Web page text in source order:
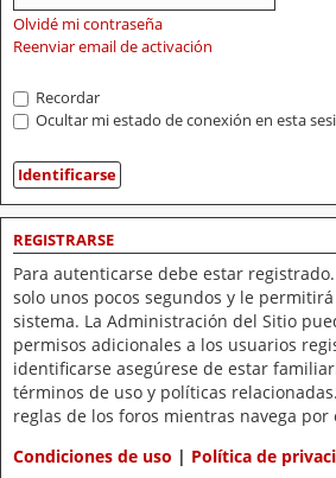
Olvidé mi contraseña
Reenviar email de activación
Recordar
Ocultar mi estado de conexión en esta
REGISTRARSE
Para autenticarse debe estar
solo unos pocos segundos y le
sistema. La Administración del Sitio
permisos adicionales a los usuarios
identificarse asegúrese de estar
términos de uso y políticas
reglas de los foros mientras navega por
Condiciones de uso | Política de